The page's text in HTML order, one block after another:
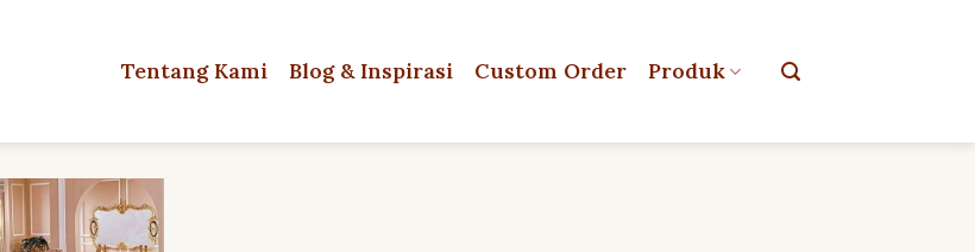
Tentang Kami Blog & Inspirasi Custom Order Produk